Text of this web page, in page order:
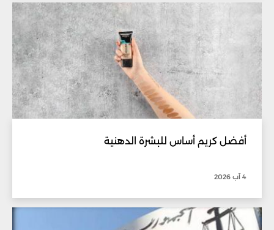
أفضل كريم أساس للبشرة الدهنية
4 آب 2026